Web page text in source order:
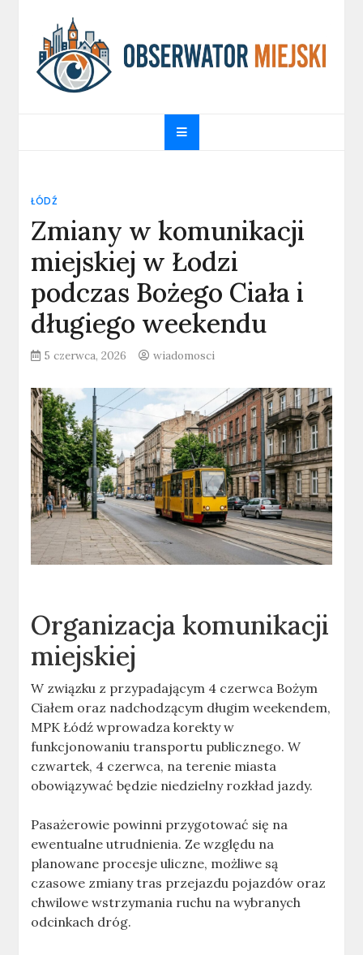
content
obserwatormiejski.pl
ŁÓDŹ
Zmiany w komunikacji
miejskiej w Łodzi
podczas Bożego Ciała i
długiego weekendu
5 czerwca, 2026 wiadomosci
Organizacja komunikacji
miejskiej
W związku z przypadającym 4 czerwca Bożym
Ciałem oraz nadchodzącym długim weekendem,
MPK Łódź wprowadza korekty w
funkcjonowaniu transportu publicznego. W
czwartek, 4 czerwca, na terenie miasta
obowiązywać będzie niedzielny rozkład jazdy.
Pasażerowie powinni przygotować się na
ewentualne utrudnienia. Ze względu na
planowane procesje uliczne, możliwe są
czasowe zmiany tras przejazdu pojazdów oraz
chwilowe wstrzymania ruchu na wybranych
odcinkach dróg.